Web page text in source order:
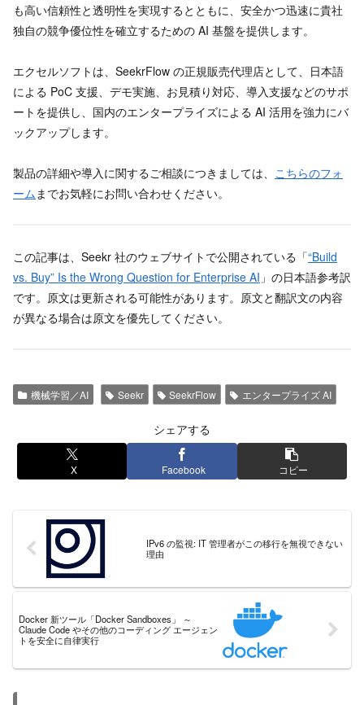
も高い信頼性と透明性を実現するとともに、安全かつ迅速に貴社
独自の競争優位性を確立するための AI 基盤を提供します。
エクセルソフトは、SeekrFlow の正規販売代理店として、日本語
による PoC 支援、デモ実施、お見積り対応、導入支援などのサポ
ートを提供し、国内のエンタープライズによる AI 活用を強力にバ
ックアップします。
製品の詳細や導入に関するご相談につきましては、 こちらのフォ
ームまでお気軽にお問い合わせください。
この記事は、Seekr 社のウェブサイトで公開されている「“Build
vs. Buy” Is the Wrong Question for Enterprise AI 」の日本語参考訳
です。原文は更新される可能性があります。原文と翻訳文の内容
が異なる場合は原文を優先してください。
機械学習／AI Seekr SeekrFlow エンタープライズ AI
シェアする
X Facebook コピー
IPv6 の監視: IT 管理者がこの移行を無視できない
理由
Docker 新ツール「Docker Sandboxes」 ～
Claude Code やその他のコーディング エージェン
トを安全に自律実行